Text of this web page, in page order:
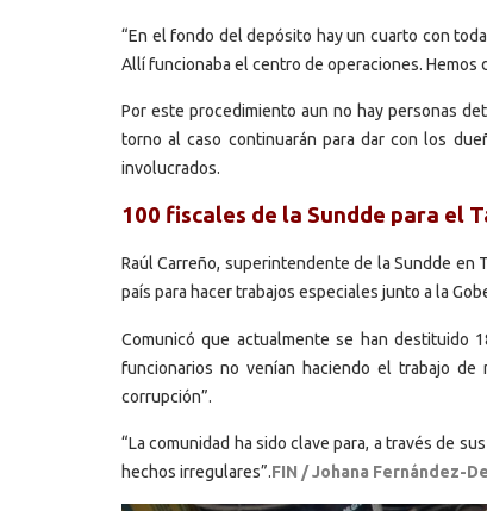
“En el fondo del depósito hay un cuarto con
Allí funcionaba el centro de operaciones.
Por este procedimiento aun no hay personas
torno al caso continuarán para dar con los
involucrados.
100 fiscales de la Sundde para el
Raúl Carreño, superintendente de la Sundde
país para hacer trabajos especiales junto a la
Comunicó que actualmente se han destituido
funcionarios no venían haciendo el trabajo de
corrupción”.
“La comunidad ha sido clave para, a través de
hechos irregulares”.FIN / Johana Fernández-